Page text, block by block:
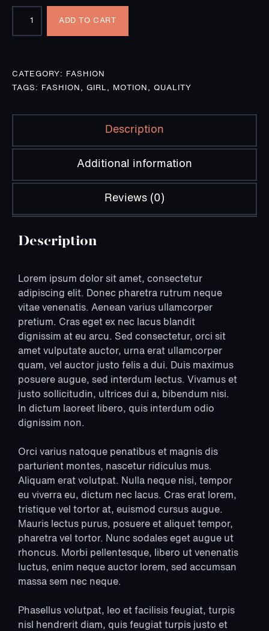
ADD TO CART
CATEGORY:
FASHION
TAGS:
FASHION , GIRL, MOTION , QUALITY
Description
Additional information
Reviews (0)
Description
Lorem ipsum dolor sit amet, consectetur
adipiscing elit. Donec pharetra rutrum neque
vitae venenatis. Aenean varius ullamcorper
pretium. Cras eget ex nec lacus blandit
dignissim at eu arcu. Sed consectetur, orci sit
amet vulputate auctor, urna erat ullamcorper
quam, vel auctor justo felis a dui. Duis maximus
posuere augue, sed interdum lectus. Vivamus et
justo sollicitudin, ultrices dui a, bibendum nisi.
In dictum laoreet libero, quis interdum odio
dignissim non.
Orci varius natoque penatibus et magnis dis
parturient montes, nascetur ridiculus mus.
Aliquam erat volutpat. Nulla neque nisi, tempor
eu viverra eu, dictum nec lacus. Cras erat lorem,
tristique vel tortor at, euismod cursus augue.
Mauris lectus purus, posuere et aliquet tempor,
pharetra vel tortor. Nunc sodales eget augue ut
rhoncus. Morbi pellentesque, libero ut venenatis
luctus, enim neque auctor lorem, sed accumsan
massa sem nec neque.
Phasellus volutpat, leo et facilisis feugiat, turpis
nisl hendrerit diam, quis feugiat turpis justo et